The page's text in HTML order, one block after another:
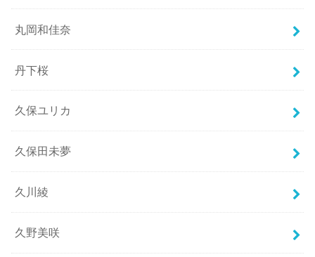
丸岡和佳奈
丹下桜
久保ユリカ
久保田未夢
久川綾
久野美咲